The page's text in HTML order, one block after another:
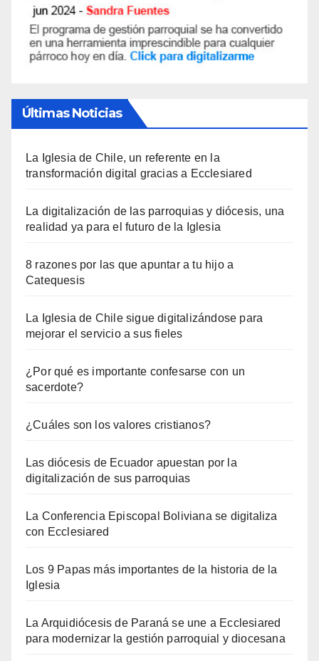
Últimas Noticias
La Iglesia de Chile, un referente en la
transformación digital gracias a Ecclesiared
La digitalización de las parroquias y diócesis, una
realidad ya para el futuro de la Iglesia
8 razones por las que apuntar a tu hijo a
Catequesis
La Iglesia de Chile sigue digitalizándose para
mejorar el servicio a sus fieles
¿Por qué es importante confesarse con un
sacerdote?
¿Cuáles son los valores cristianos?
Las diócesis de Ecuador apuestan por la
digitalización de sus parroquias
La Conferencia Episcopal Boliviana se digitaliza
con Ecclesiared
Los 9 Papas más importantes de la historia de la
Iglesia
La Arquidiócesis de Paraná se une a Ecclesiared
para modernizar la gestión parroquial y diocesana